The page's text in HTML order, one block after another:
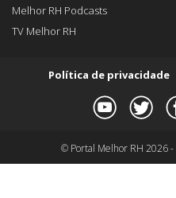
Melhor RH Podcasts
TV Melhor RH
Política de privacidade
© Portal Melhor RH 2026 -